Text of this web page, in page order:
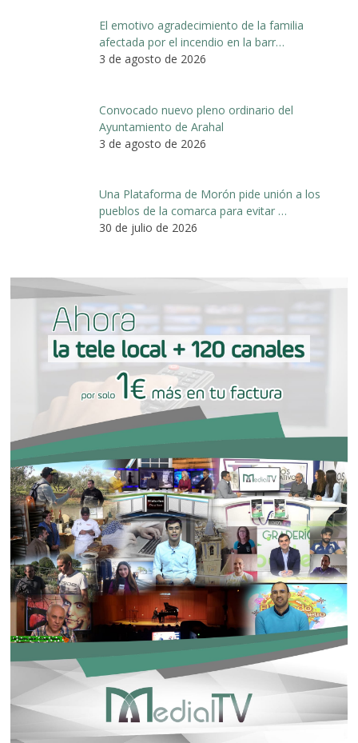
El emotivo agradecimiento de la familia
afectada por el incendio en la barr…
3 de agosto de 2026
Convocado nuevo pleno ordinario del
Ayuntamiento de Arahal
3 de agosto de 2026
Una Plataforma de Morón pide unión a los
pueblos de la comarca para evitar …
30 de julio de 2026